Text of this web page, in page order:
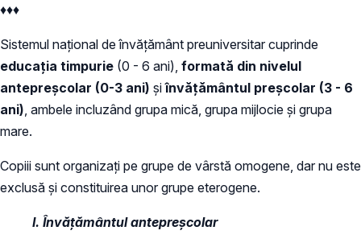
♦♦♦
Sistemul naţional de învăţământ preuniversitar cuprinde
educaţia timpurie (0 - 6 ani), formată din nivelul
antepreşcolar (0-3 ani) şiînvăţământul preşcolar (3 - 6
ani) , ambele incluzând grupa mică, grupa mijlocie şi grupa
mare.
Copiii sunt organizați pe grupe de vârstă omogene, dar nu este
exclusă și constituirea unor grupe eterogene.
I. Învățământul antepreșcolar